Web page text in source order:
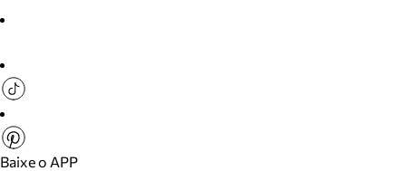
Baixe o APP